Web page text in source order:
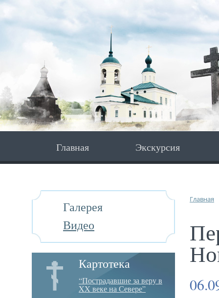
Главная Экскурсия
Галерея
Видео
Картотека
“Пострадавшие за веру в
XX веке на Севере”
Главная